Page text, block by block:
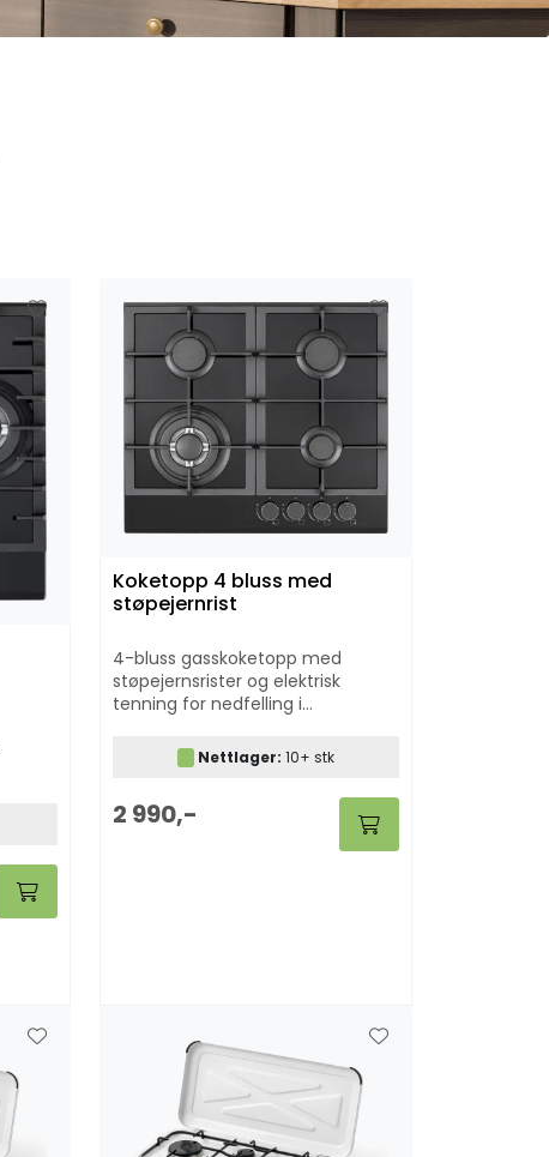
Koketopp 4 bluss med
støpejernrist
4-bluss gasskoketopp med
støpejernsrister og elektrisk
tenning for nedfelling i
Oppussing). Egnet til både hytte,
fritid og hjem.
Nettlager: 10+ stk
2 990,-